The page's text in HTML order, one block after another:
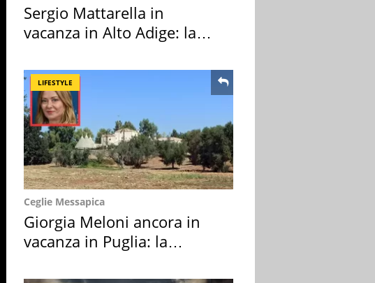
Sergio Mattarella in
vacanza in Alto Adige: la
LIFESTYLE
Ceglie Messapica
Giorgia Meloni ancora in
vacanza in Puglia: la